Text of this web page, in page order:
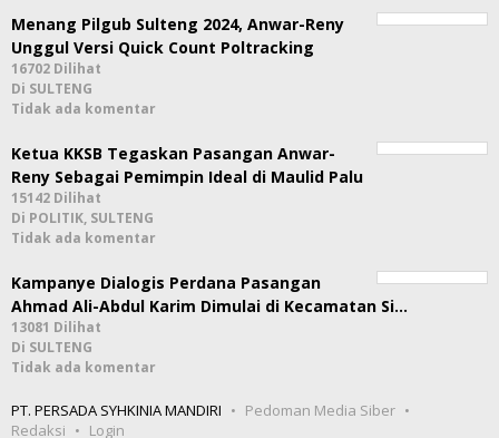
Menang Pilgub Sulteng 2024, Anwar-Reny
Unggul Versi Quick Count Poltracking
16702 Dilihat
Di SULTENG
Tidak ada komentar
Ketua KKSB Tegaskan Pasangan Anwar-
Reny Sebagai Pemimpin Ideal di Maulid Palu
15142 Dilihat
Di POLITIK, SULTENG
Tidak ada komentar
Kampanye Dialogis Perdana Pasangan
Ahmad Ali-Abdul Karim Dimulai di Kecamatan Si…
13081 Dilihat
Di SULTENG
Tidak ada komentar
PT. PERSADA SYHKINIA MANDIRI
Pedoman Media Siber
Redaksi
Login